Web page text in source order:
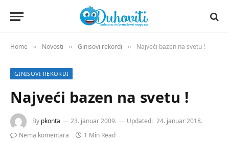
Home » Novosti » Ginisovi rekordi » Najveći bazen na svetu !
GINISOVI REKORDI
Najveći bazen na svetu !
By pkonta 23. januar 2009. Updated: 24. januar 2018.
Nema komentara
1 Min Read